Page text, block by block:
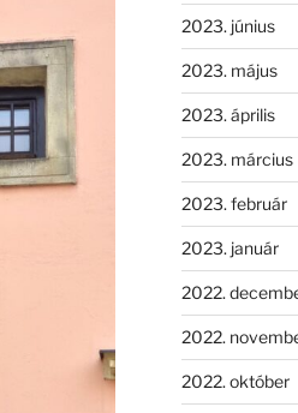
2023. június
2023. május
2023. április
2023. március
2023. február
2023. január
2022.
2022.
2022. október